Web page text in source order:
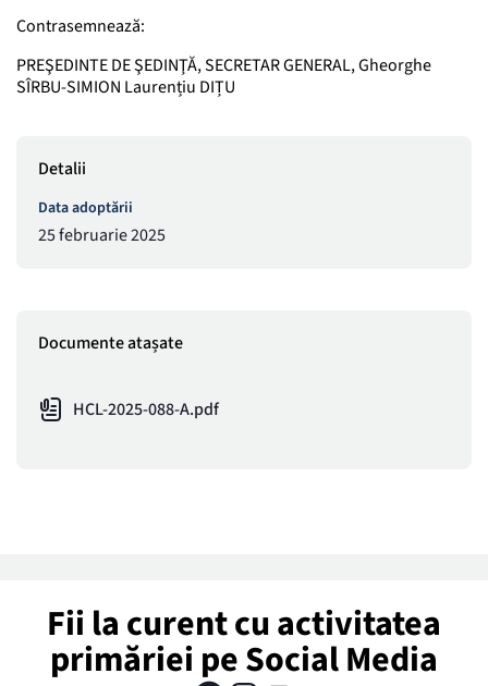
Contrasemnează:
PREŞEDINTE DE ŞEDINŢĂ, SECRETAR GENERAL, Gheorghe
SÎRBU-SIMION Laurențiu DIȚU
Detalii
Data adoptării
25 februarie 2025
Documente atașate
HCL-2025-088-A.pdf
Fii la curent cu activitatea
primăriei pe Social Media